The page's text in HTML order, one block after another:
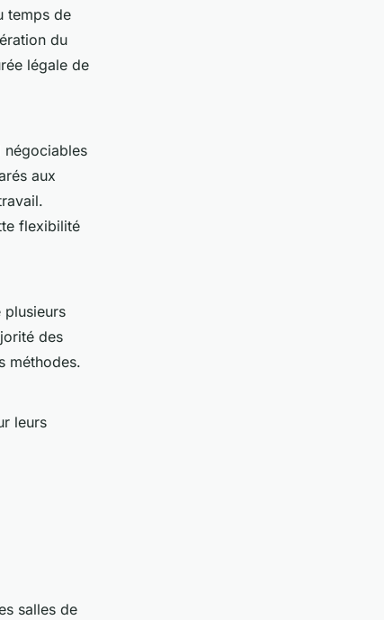
temps de
du
légale de
négociables
aux
flexibilité
plusieurs
des
méthodes.
leurs
salles de